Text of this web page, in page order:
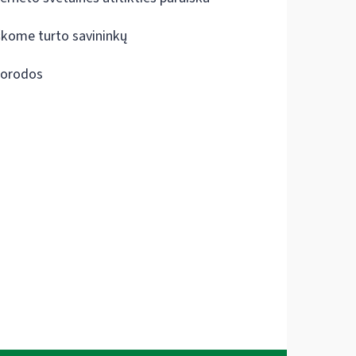
turto savininkų